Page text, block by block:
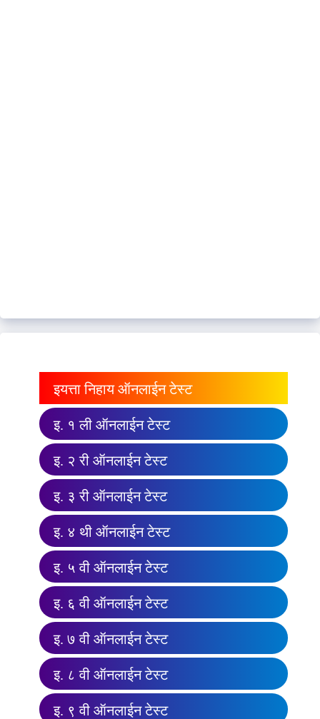
इयत्ता निहाय ऑनलाईन टेस्ट
इ. १ ली ऑनलाईन टेस्ट
इ. २ री ऑनलाईन टेस्ट
इ. ३ री ऑनलाईन टेस्ट
इ. ४ थी ऑनलाईन टेस्ट
इ. ५ वी ऑनलाईन टेस्ट
इ. ६ वी ऑनलाईन टेस्ट
इ. ७ वी ऑनलाईन टेस्ट
इ. ८ वी ऑनलाईन टेस्ट
इ. ९ वी ऑनलाईन टेस्ट